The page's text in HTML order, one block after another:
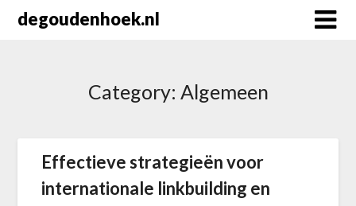
degoudenhoek.nl
Category: Algemeen
Effectieve strategieën voor
internationale linkbuilding en